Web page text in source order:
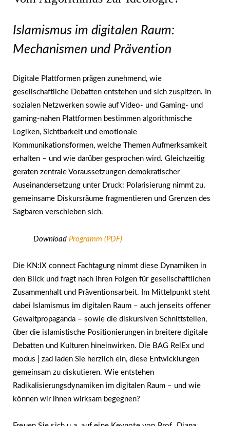
Islamismus im digitalen Raum:
Mechanismen und Prävention
Digitale Plattformen prägen zunehmend, wie
gesellschaftliche Debatten entstehen und sich zuspitzen. In
sozialen Netzwerken sowie auf Video- und Gaming- und
gaming-nahen Plattformen bestimmen algorithmische
Logiken, Sichtbarkeit und emotionale
Kommunikationsformen, welche Themen Aufmerksamkeit
erhalten – und wie darüber gesprochen wird. Gleichzeitig
geraten zentrale Voraussetzungen demokratischer
Auseinandersetzung unter Druck: Polarisierung nimmt zu,
gemeinsame Diskursräume fragmentieren und Grenzen des
Sagbaren verschieben sich.
Download Programm (PDF)
Die KN:IX connect Fachtagung nimmt diese Dynamiken in
den Blick und fragt nach ihren Folgen für gesellschaftlichen
Zusammenhalt und Präventionsarbeit. Im Mittelpunkt steht
dabei Islamismus im digitalen Raum – auch jenseits offener
Gewaltpropaganda – sowie die diskursiven Schnittstellen,
über die islamistische Positionierungen in breitere digitale
Debatten und Kulturen hineinwirken. Die BAG RelEx und
modus | zad laden Sie herzlich ein, diese Entwicklungen
gemeinsam zu diskutieren. Wie entstehen
Radikalisierungsdynamiken im digitalen Raum – und wie
können wir ihnen wirksam begegnen?